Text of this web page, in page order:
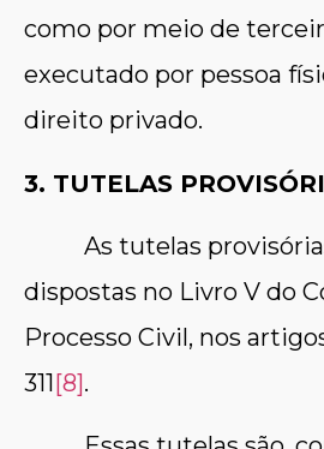
como por meio de
executado por pessoa
direito privado.
3. TUTELAS
As tutelas
dispostas no Livro V do
Processo Civil, nos
311[8].